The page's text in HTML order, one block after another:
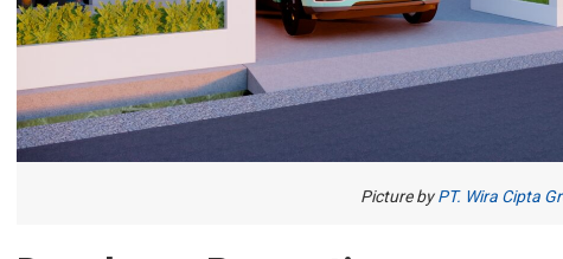
Picture byPT. Wira Cipta